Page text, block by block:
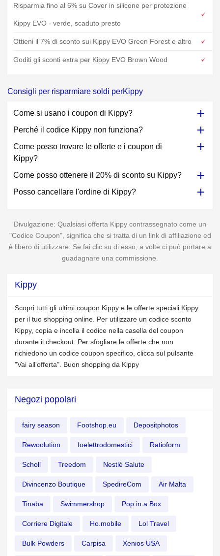
Risparmia fino al 6% su Cover in silicone per protezione
Kippy EVO - verde, scaduto presto
Ottieni il 7% di sconto sui Kippy EVO Green Forest e altro
Goditi gli sconti extra per Kippy EVO Brown Wood
Consigli per risparmiare soldi perKippy
Come si usano i coupon di Kippy?
Perché il codice Kippy non funziona?
Come posso trovare le offerte e i coupon di
Kippy?
Come posso ottenere il 20% di sconto su Kippy?
Posso cancellare l'ordine di Kippy?
Divulgazione: Qualsiasi offerta Kippy contrassegnato come un
"Codice Coupon", significa che si tratta di un link di affiliazione ed
è libero di utilizzare. Se fai clic su di esso, a volte ci può portare a
guadagnare una commissione.
Kippy
Scopri tutti gli ultimi coupon Kippy e le offerte speciali Kippy
per il tuo shopping online. Per utilizzare un codice sconto
Kippy, copia e incolla il codice nella casella del coupon
durante il checkout. Per sfogliare le offerte che non
richiedono un codice coupon specifico, clicca sul pulsante
"Vai all'offerta". Buon shopping da Kippy
Negozi popolari
fairy season Footshop.eu Depositphotos
Rewoolution Ioelettrodomestici Ratioform
Scholl Treedom Nestlè Salute
Divincenzo Boutique SpedireCom Air Malta
Tinaba Swimmershop Pop in a Box
Corriere Digitale Ho.mobile Lol Travel
Bulk Powders Carpisa Xenios USA